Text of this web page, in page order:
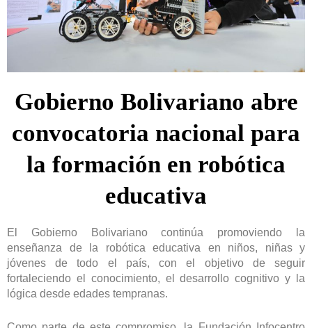
Gobierno Bolivariano abre
convocatoria nacional para
la formación en robótica
educativa
El Gobierno Bolivariano continúa promoviendo la
enseñanza de la robótica educativa en niños, niñas y
jóvenes de todo el país, con el objetivo de seguir
fortaleciendo el conocimiento, el desarrollo cognitivo y la
lógica desde edades tempranas.